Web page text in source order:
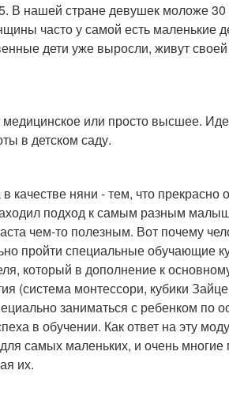
В нашей стране девушек моложе
часто у самой есть маленькие
дети уже выросли, живут
медицинское или просто высшее.
в детском саду.
качестве няни - тем, что
подход к самым разным
чем-то полезным. Вот почему
пройти специальные обучающие
который в дополнение к
(система монтессори, кубики
заниматься с ребенком по
в обучении. Как ответ на эту
самых маленьких, и очень
их.